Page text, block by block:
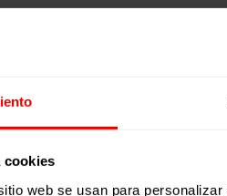
cookies
web se usan para
y la no
de la Iniciativa de
y adolescentes como
y Relaciones